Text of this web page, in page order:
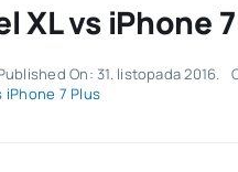
XL vs iPhone
On: 31. listopada 2016.
iPhone 7 Plus